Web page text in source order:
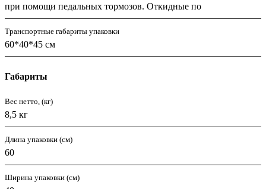
при помощи педальных тормозов. Откидные по
Транспортные габариты упаковки
60*40*45 см
Габариты
Вес нетто, (кг)
8,5 кг
Длина упаковки (см)
60
Ширина упаковки (см)